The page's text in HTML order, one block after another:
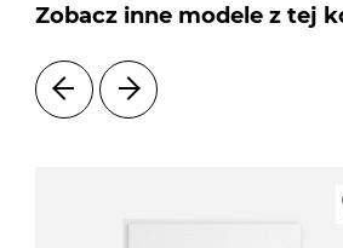
Zobacz inne modele z tej